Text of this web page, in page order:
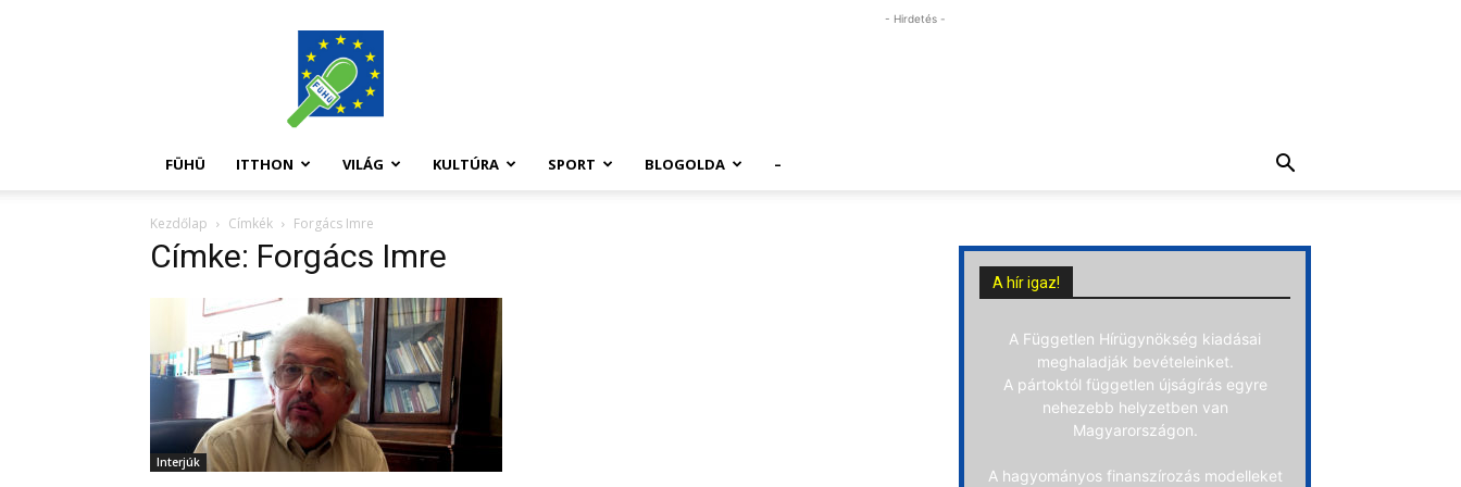
FüHü
- Hirdetés -
FÜHÜ ITTHON VILÁG KULTÚRA SPORT BLOGOLDA –
Kezdőlap Címkék Forgács Imre
Címke: Forgács Imre
Interjúk
A hír igaz!
A Független Hírügynökség kiadásai
meghaladják bevételeinket.
A pártoktól független újságírás egyre
nehezebb helyzetben van
Magyarországon.
A hagyományos finanszírozás modelleket